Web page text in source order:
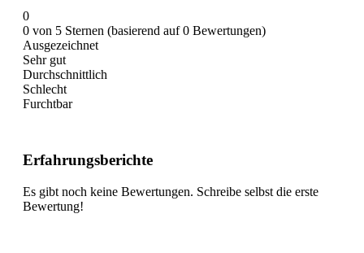
0
0 von 5 Sternen (basierend auf 0 Bewertungen)
Ausgezeichnet
Sehr gut
Durchschnittlich
Schlecht
Furchtbar
Erfahrungsberichte
Es gibt noch keine Bewertungen. Schreibe selbst die erste
Bewertung!